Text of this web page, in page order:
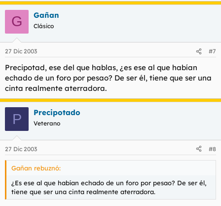
G Gañan
Clásico
27 Dic 2003 #7
Precipotad, ese del que hablas, ¿es ese al que habían
echado de un foro por pesao? De ser él, tiene que ser una
cinta realmente aterradora.
P Precipotado
Veterano
27 Dic 2003 #8
Gañan rebuznó:
¿Es ese al que habían echado de un foro por pesao? De ser él,
tiene que ser una cinta realmente aterradora.